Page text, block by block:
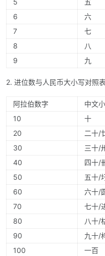
5
五
6
六
7
七
8
八
9
九
2. 进位数与人民币大小写对照表
阿拉伯数字 中文
10
十
20
二十/
30
三十/
40
四十/
50
五十/
60
六十/
70
七十/
80
八十/
90
九十/
100
一百